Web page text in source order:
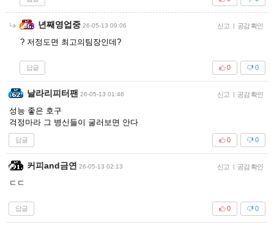
년째영업중 26-05-13 09:06 신고 | 공감 확인
? 저정도면 최고의팀장인데?
답글 0
0
날라리피터팬 26-05-13 01:46 신고 | 공감 확인
성능 좋은 호구
걱정마라 그 병신들이 굴러보면 안다
답글 0
0
커피and금연 26-05-13 02:13 신고 | 공감 확인
ㄷㄷ
답글 0
0